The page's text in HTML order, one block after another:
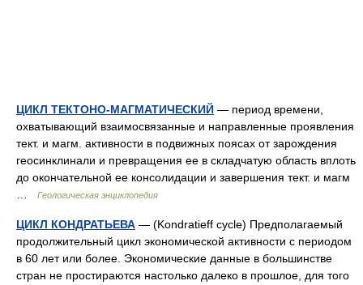
ЦИКЛ ТЕКТОНО-МАГМАТИЧЕСКИЙ — период времени,
охватывающий взаимосвязанные и направленные проявления
тект. и магм. активности в подвижных поясах от зарождения
геосинклинали и превращения ее в складчатую область вплоть
до окончательной ее консолидации и завершения тект. и магм
Геологическая энциклопедия
ЦИКЛ КОНДРАТЬЕВА — (Kondratieff cycle) Предполагаемый
продолжительный цикл экономической активности с периодом
в 60 лет или более. Экономические данные в большинстве
стран не простираются настолько далеко в прошлое, для того